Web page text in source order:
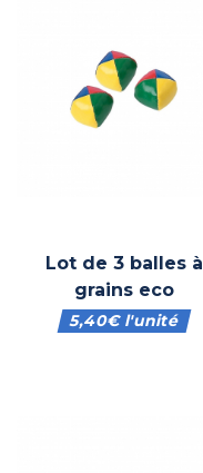
Lot de 3 balles à
grains eco
5,40€l'unité